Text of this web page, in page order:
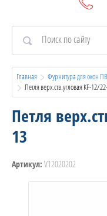
Главная Фурнитура для окон
Петля верх.ств.угловая KF-12/
Петля
13
Артикул: V12020202